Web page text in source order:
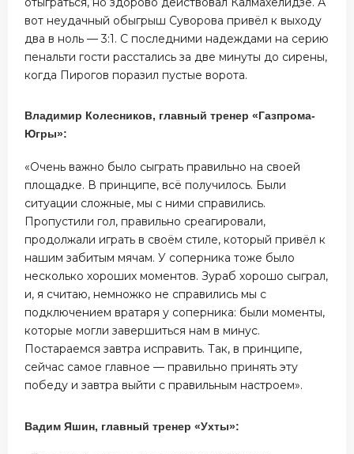
вот неудачный обыгрыш Суворова привёл к выходу
два в ноль — 3:1. С последними надеждами на серию
пенальти гости расстались за две минуты до сирены,
когда Пирогов поразил пустые ворота.
Владимир Колесников, главный тренер «Газпрома-
Югры»:
«Очень важно было сыграть правильно на своей
площадке. В принципе, всё получилось. Были
ситуации сложные, мы с ними справились.
Пропустили гол, правильно среагировали,
продолжали играть в своём стиле, который привёл к
нашим забитым мячам. У соперника тоже было
несколько хороших моментов. Зураб хорошо сыграл,
и, я считаю, немножко не справились мы с
подключением вратаря у соперника: были моменты,
которые могли завершиться нам в минус.
Постараемся завтра исправить. Так, в принципе,
сейчас самое главное — правильно принять эту
победу и завтра выйти с правильным настроем».
Вадим Яшин, главный тренер «Ухты»: